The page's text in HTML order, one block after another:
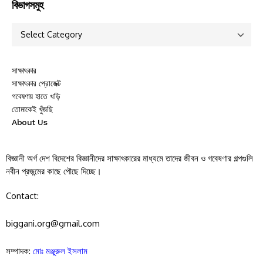
বিভাগসমুহ
সাক্ষাৎকার
সাক্ষাৎকার প্রোজেক্ট
গবেষণায় হাতে খড়ি
তোমাকেই খুঁজছি
About Us
বিজ্ঞানী অর্গ দেশ বিদেশের বিজ্ঞানীদের সাক্ষাৎকারের মাধ্যমে তাদের জীবন ও গবেষণার গল্পগুলি
নবীন প্রজন্মের কাছে পৌছে দিচ্ছে।
Contact:
biggani.org@gmail.com
সম্পাদক: মোঃ মঞ্জুরুল ইসলাম